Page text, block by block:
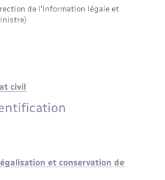
de l'information légale et
civil
et conservation de